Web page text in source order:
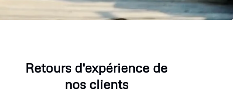
Retours d'expérience de
nos clients